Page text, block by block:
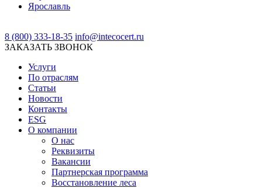
Ярославль
8 (800) 333-18-35 info@intecocert.ru
ЗАКАЗАТЬ ЗВОНОК
Услуги
По отраслям
Статьи
Новости
Контакты
ESG
О компании
О нас
Реквизиты
Вакансии
Партнерская программа
Восстановление леса